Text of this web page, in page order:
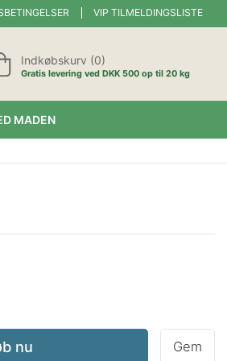
VIP TILMELDINGSLISTE
Indkøbskurv (0)
Gratis levering ved DKK 500 op til 20 kg
MADEN
nu Gem